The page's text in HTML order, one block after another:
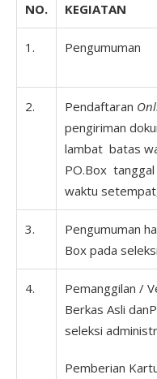
NO. KEGIATAN
1. Pengumuman
2. Pendaftaran
pengiriman
lambat batas
PO.Box
waktu
3.
Pengumuman
Box pada
4.
Pemanggilan /
Berkas Asli
seleksi
Pemberian